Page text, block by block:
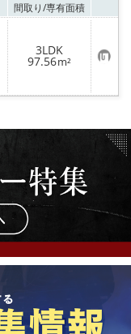
間取り/専有面積
3LDK
97.56m² お
気
に
入
録